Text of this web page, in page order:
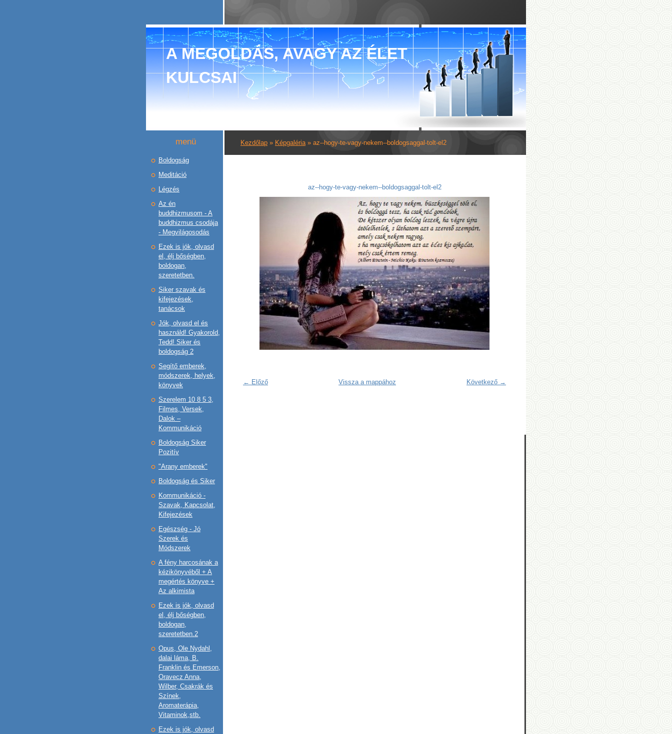
A MEGOLDÁS, AVAGY AZ ÉLET
KULCSAI
Kezdőlap » Képgaléria» az--hogy-te-vagy-nekem--boldogsaggal-tolt-el2
az--hogy-te-vagy-nekem--boldogsaggal-tolt-el2
← Előző Következő →
Vissza a mappához
menü
Boldogság
Meditáció
Légzés
Az én
buddhizmusom - A
buddhizmus csodája
- Megvilágosodás
Ezek is jók, olvasd
el, élj bőségben,
boldogan,
szeretetben.
Siker szavak és
kifejezések,
tanácsok
Jók, olvasd el és
használd! Gyakorold,
Tedd! Siker és
boldogság 2
Segítő emberek,
módszerek, helyek,
könyvek
Szerelem 10 8 5 3,
Filmes, Versek,
Dalok –
Kommunikáció
Boldogság Siker
Pozitív
"Arany emberek"
Boldogság és Siker
Kommunikáció -
Szavak, Kapcsolat,
Kifejezések
Egészség - Jó
Szerek és
Módszerek
A fény harcosának a
kézikönyvéből + A
megértés könyve +
Az alkimista
Ezek is jók, olvasd
el, élj bőségben,
boldogan,
szeretetben.2
Opus, Ole Nydahl,
dalai láma, B.
Franklin és Emerson,
Oravecz Anna,
Wilber, Csakrák és
Színek,
Aromaterápia,
Vitaminok,stb.
Ezek is jók, olvasd